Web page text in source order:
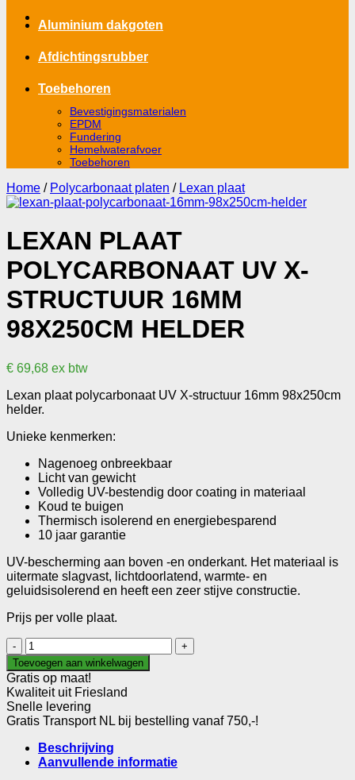
Aluminium dakgoten
Afdichtingsrubber
Toebehoren
Bevestigingsmaterialen
EPDM
Fundering
Hemelwaterafvoer
Toebehoren
Home / Polycarbonaat platen / Lexan plaat
LEXAN PLAAT
POLYCARBONAAT UV X-
STRUCTUUR 16MM
98X250CM HELDER
€ 69,68 ex btw
Lexan plaat polycarbonaat UV X-structuur 16mm 98x250cm
helder.
Unieke kenmerken:
Nagenoeg onbreekbaar
Licht van gewicht
Volledig UV-bestendig door coating in materiaal
Koud te buigen
Thermisch isolerend en energiebesparend
10 jaar garantie
UV-bescherming aan boven -en onderkant. Het materiaal is
uitermate slagvast, lichtdoorlatend, warmte- en
geluidsisolerend en heeft een zeer stijve constructie.
Prijs per volle plaat.
Lexan
plaat
polycarbonaat
UV
X-
structuur
16mm
98x250cm
helder
aantal
Toevoegen aan winkelwagen
Gratis op maat!
Kwaliteit uit Friesland
Snelle levering
Gratis Transport NL bij bestelling vanaf 750,-!
Beschrijving
Aanvullende informatie